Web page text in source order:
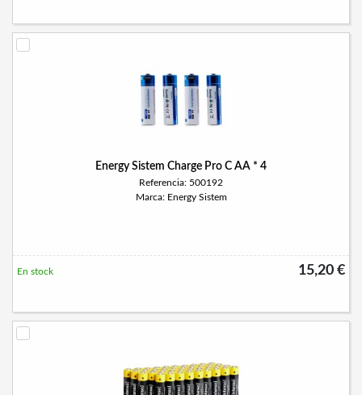
Energy Sistem Charge Pro C AA * 4
Referencia: 500192
Marca: Energy Sistem
15,20 €
En stock